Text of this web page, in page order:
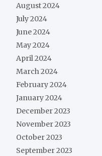
August 2024
July 2024
June 2024
May 2024
April 2024
March 2024
February 2024
January 2024
December 2023
November 2023
October 2023
September 2023